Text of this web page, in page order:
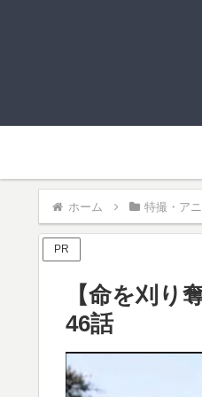
ホーム 特撮・ア
PR
【命を刈り
46話